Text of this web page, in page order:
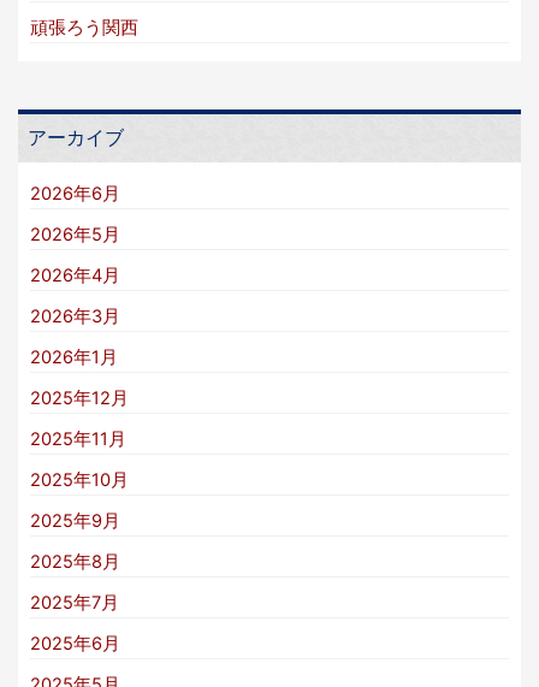
頑張ろう関西
アーカイブ
2026年6月
2026年5月
2026年4月
2026年3月
2026年1月
2025年12月
2025年11月
2025年10月
2025年9月
2025年8月
2025年7月
2025年6月